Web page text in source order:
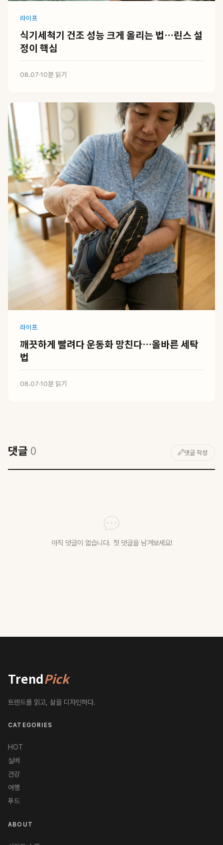
라이프
식기세척기 건조 성능 크게 올리는 법…린스 설
정이 핵심
08.07·10분 읽기
라이프
깨끗하게 빨려다 운동화 망친다…올바른 세탁
법
08.07·10분 읽기
댓글 0 댓글 작성
아직 댓글이 없습니다. 첫 댓글을 남겨보세요!
TrendPick
트렌드를 읽고, 삶을 디자인하다.
CATEGORIES
HOT
실버
건강
여행
푸드
ABOUT